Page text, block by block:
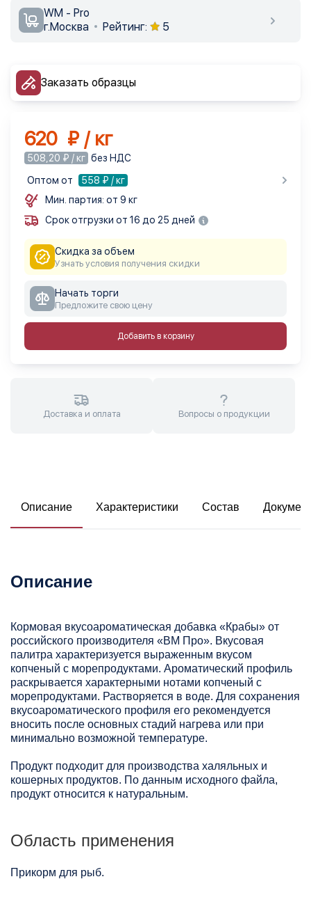
WM - Pro
г.Москва
Рейтинг: 5
Заказать образцы
620 ₽ / кг
508,20 ₽ / кг без НДС
Оптом от
558 ₽ / кг
Мин. партия: от 9 кг
Срок отгрузки от 16 до 25 дней
Скидка за объем
Узнать условия получения скидки
Начать торги
Предложите свою цену
Добавить в корзину
Доставка и оплата Вопросы о продукции
Описание Характеристики Состав
Описание
Кормовая вкусоароматическая добавка «Крабы» от
российского производителя «ВМ Про». Вкусовая
палитра характеризуется выраженным вкусом
копченый с морепродуктами. Ароматический профиль
раскрывается характерными нотами копченый с
морепродуктами. Растворяется в воде. Для сохранения
вкусоароматического профиля его рекомендуется
вносить после основных стадий нагрева или при
минимально возможной температуре.
Продукт подходит для производства халяльных и
кошерных продуктов. По данным исходного файла,
продукт относится к натуральным.
Область применения
Прикорм для рыб.